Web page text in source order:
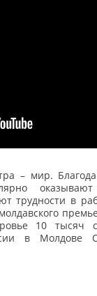
– мир.
трудности в
10 тысяч
в Молдове